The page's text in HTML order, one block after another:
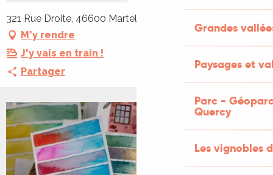
Grandes
Paysages et
Parc -
Quercy
Les vignobles
321 Rue Droite, 46600 Martel
M'y rendre
J'y vais en train !
Partager